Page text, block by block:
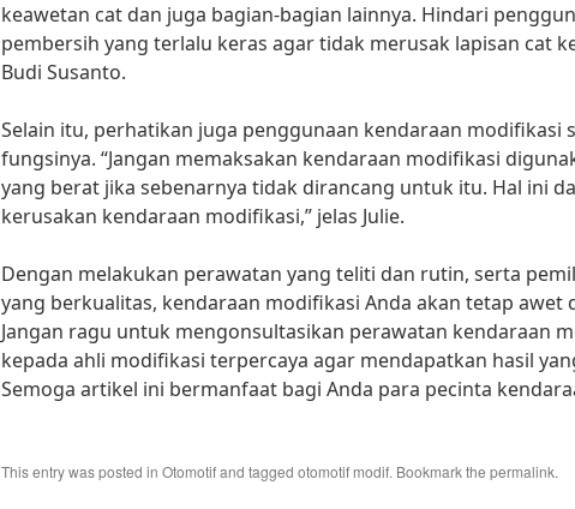
keawetan cat dan juga bagian-bagian lainnya. Hindari
pembersih yang terlalu keras agar tidak merusak lapisan cat
Budi Susanto.
Selain itu, perhatikan juga penggunaan kendaraan modifikasi
fungsinya. “Jangan memaksakan kendaraan modifikasi
yang berat jika sebenarnya tidak dirancang untuk itu. Hal ini
kerusakan kendaraan modifikasi,” jelas Julie.
Dengan melakukan perawatan yang teliti dan rutin, serta
yang berkualitas, kendaraan modifikasi Anda akan tetap awet
Jangan ragu untuk mengonsultasikan perawatan kendaraan
kepada ahli modifikasi terpercaya agar mendapatkan hasil
Semoga artikel ini bermanfaat bagi Anda para pecinta
This entry was posted in Otomotifand tagged otomotif modif. Bookmark the permalink.